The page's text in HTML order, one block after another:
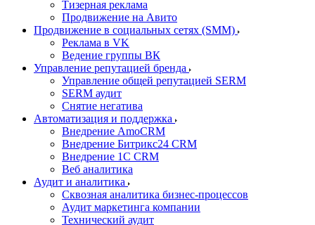
Тизерная реклама
Продвижение на Авито
Продвижение в социальных сетях (SMM)
Реклама в VK
Ведение группы ВК
Управление репутацией бренда
Управление общей репутацией SERM
SERM аудит
Снятие негатива
Автоматизация и поддержка
Внедрение AmoCRM
Внедрение Битрикс24 CRM
Внедрение 1C CRM
Веб аналитика
Аудит и аналитика
Сквозная аналитика бизнес-процессов
Аудит маркетинга компании
Технический аудит